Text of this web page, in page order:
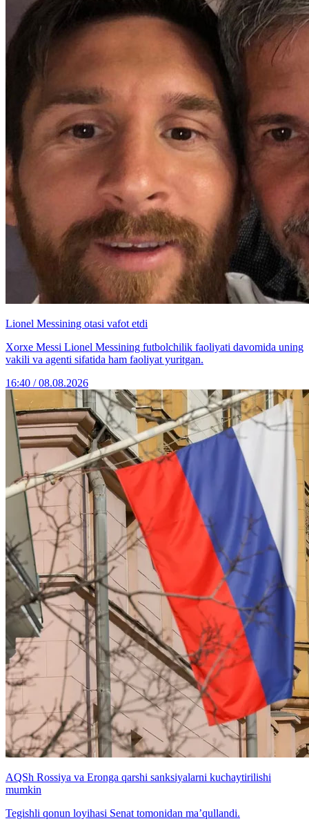
Lionel Messining otasi vafot etdi
Xorxe Messi Lionel Messining futbolchilik faoliyati davomida uning
vakili va agenti sifatida ham faoliyat yuritgan.
16:40 / 08.08.2026
AQSh Rossiya va Eronga qarshi sanksiyalarni kuchaytirilishi
mumkin
Tegishli qonun loyihasi Senat tomonidan ma’qullandi.